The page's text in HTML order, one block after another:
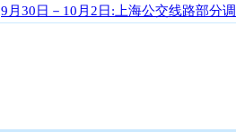
9月30日－10月2日:上海公交线路部分